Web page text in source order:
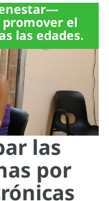
el
las edades.
las
por